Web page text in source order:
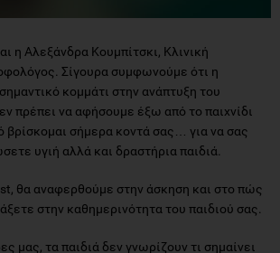
η Αλεξάνδρα Κουμπίτσκι, Κλινική
Σίγουρα συμφωνούμε ότι η
κομμάτι στην ανάπτυξη του
πρέπει να αφήσουμε έξω από το παιχνίδι
βρίσκομαι σήμερα κοντά σας… για να σας
υγιή αλλά και δραστήρια παιδιά.
θα αναφερθούμε στην άσκηση και στο πώς
στην καθημερινότητα του παιδιού σας.
μας, τα παιδιά δεν γνωρίζουν τι σημαίνει